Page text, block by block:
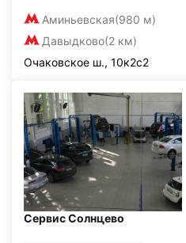
Аминьевская(980 м)
Давыдково(2 км)
Очаковское ш., 10к2с2
Сервис Солнцево